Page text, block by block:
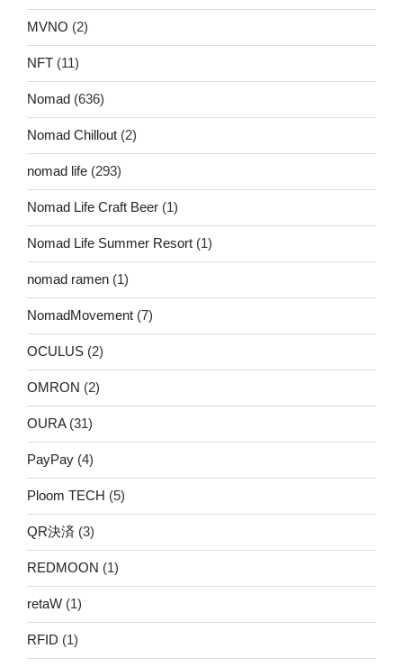
MVNO (2)
NFT (11)
Nomad (636)
Nomad Chillout (2)
nomad life (293)
Nomad Life Craft Beer (1)
Nomad Life Summer Resort (1)
nomad ramen (1)
NomadMovement (7)
OCULUS (2)
OMRON (2)
OURA(31)
PayPay (4)
Ploom TECH (5)
QR決済 (3)
REDMOON (1)
retaW (1)
RFID (1)